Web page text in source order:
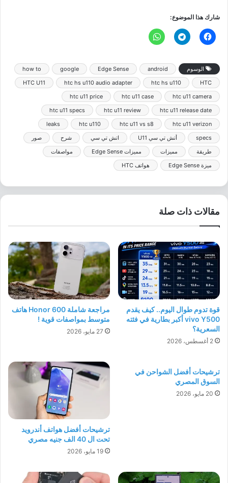
شارك هذا الموضوع:
الوسوم android
Edge Sense
google
how to
HTC
htc hs u110
htc hs u110 audio adapter
HTC U11
htc u11 camera
htc u11 case
htc u11 price
htc u11 release date
htc u11 review
htc u11 specs
htc u11 verizon
htc u11 vs s8
htc u110
leaks
specs
أتش تي سي U11 اتش تي سي شرح
صور
طريقة
مميزات مميزات Edge Sense
مواصفات
ميزة Edge Sense
هواتف HTC
مقالات ذات صلة
قوة تدوم طوال اليوم.. كيف يقدم
vivo Y500 أكبر بطارية في فئته
السعرية؟
2 أغسطس، 2026
مراجعة شاملة Honor 600 هاتف
متوسط بمواصفات قوية !
27 مايو، 2026
ترشيحات أفضل الشواحن في
السوق المصري
20 مايو، 2026
ترشيحات أفضل هواتف أندرويد
تحت ال 40 الف جنيه مصري
19 مايو، 2026